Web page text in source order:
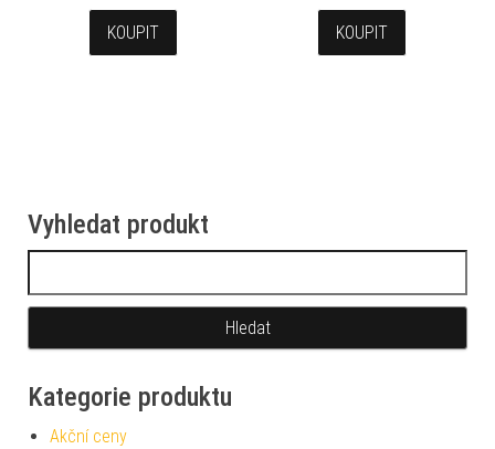
KOUPIT KOUPIT
Vyhledat produkt
Kategorie produktu
Akční ceny